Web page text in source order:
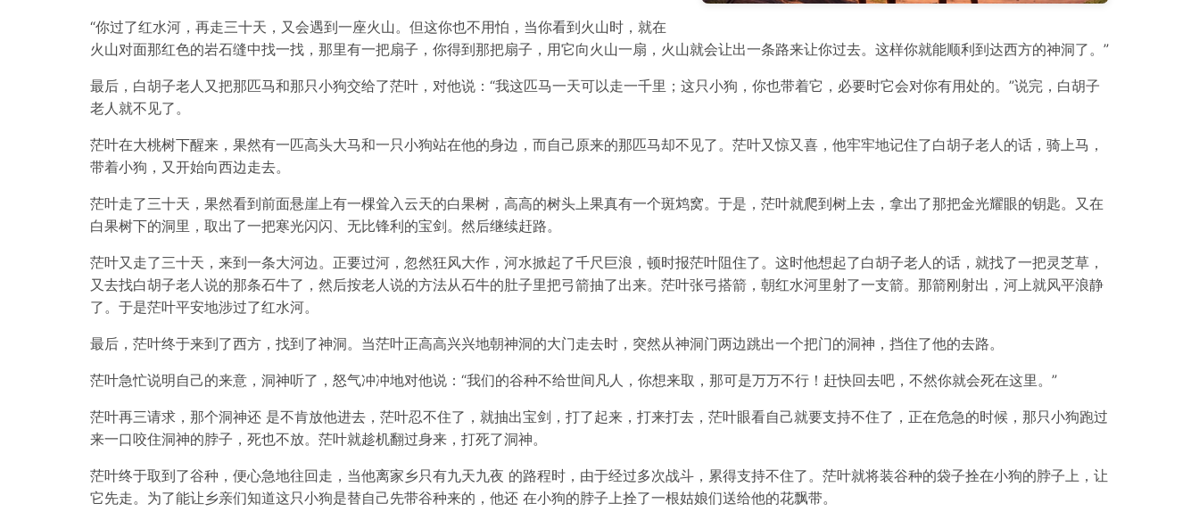
“你过了红水河，再走三十天，又会遇到一座火山。但这你也不用怕，当你看到火山时，就在
火山对面那红色的岩石缝中找一找，那里有一把扇子，你得到那把扇子，用它向火山一扇，火山就会让出一条路来让你过去。这样你就能顺利到达西方的神洞了。”
最后，白胡子老人又把那匹马和那只小狗交给了茫叶，对他说：“我这匹马一天可以走一千里；这只小狗，你也带着它，必要时它会对你有用处的。”说完，白胡子
老人就不见了。
茫叶在大桃树下醒来，果然有一匹高头大马和一只小狗站在他的身边，而自己原来的那匹马却不见了。茫叶又惊又喜，他牢牢地记住了白胡子老人的话，骑上马，
带着小狗，又开始向西边走去。
茫叶走了三十天，果然看到前面悬崖上有一棵耸入云天的白果树，高高的树头上果真有一个斑鸩窝。于是，茫叶就爬到树上去，拿出了那把金光耀眼的钥匙。又在
白果树下的洞里，取出了一把寒光闪闪、无比锋利的宝剑。然后继续赶路。
茫叶又走了三十天，来到一条大河边。正要过河，忽然狂风大作，河水掀起了千尺巨浪，顿时报茫叶阻住了。这时他想起了白胡子老人的话，就找了一把灵芝草，
又去找白胡子老人说的那条石牛了，然后按老人说的方法从石牛的肚子里把弓箭抽了出来。茫叶张弓搭箭，朝红水河里射了一支箭。那箭刚射出，河上就风平浪静
了。于是茫叶平安地涉过了红水河。
最后，茫叶终于来到了西方，找到了神洞。当茫叶正高高兴兴地朝神洞的大门走去时，突然从神洞门两边跳出一个把门的洞神，挡住了他的去路。
茫叶急忙说明自己的来意，洞神听了，怒气冲冲地对他说：“我们的谷种不给世间凡人，你想来取，那可是万万不行！赶快回去吧，不然你就会死在这里。”
茫叶再三请求，那个洞神还 是不肯放他进去，茫叶忍不住了，就抽出宝剑，打了起来，打来打去，茫叶眼看自己就要支持不住了，正在危急的时候，那只小狗跑过
来一口咬住洞神的脖子，死也不放。茫叶就趁机翻过身来，打死了洞神。
茫叶终于取到了谷种，便心急地往回走，当他离家乡只有九天九夜 的路程时，由于经过多次战斗，累得支持不住了。茫叶就将装谷种的袋子拴在小狗的脖子上，让
它先走。为了能让乡亲们知道这只小狗是替自己先带谷种来的，他还 在小狗的脖子上拴了一根姑娘们送给他的花飘带。